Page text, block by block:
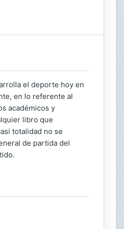
el deporte hoy en
en lo referente al
académicos y
libro que
totalidad no se
de partida del